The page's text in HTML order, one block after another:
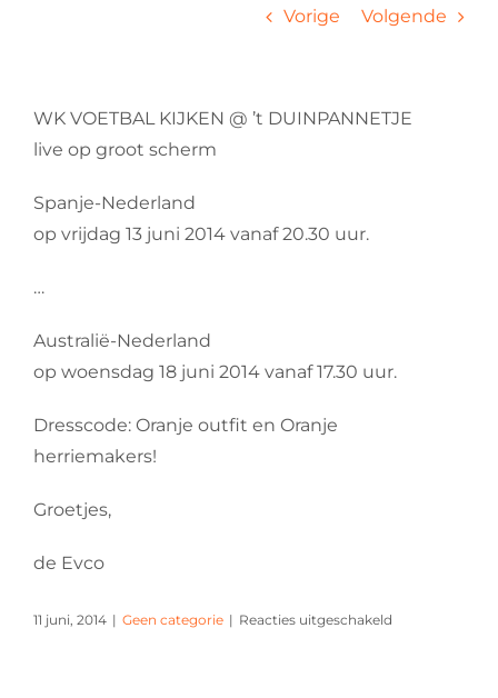
Vorige Volgende
WK VOETBAL KIJKEN @ ’t DUINPANNETJE
live op groot scherm
Spanje-Nederland
op vrijdag 13 juni 2014 vanaf 20.30 uur.
…
Australië-Nederland
op woensdag 18 juni 2014 vanaf 17.30 uur.
Dresscode: Oranje outfit en Oranje
herriemakers!
Groetjes,
de Evco
11 juni, 2014 | Geen categorie | Reacties uitgeschakeld